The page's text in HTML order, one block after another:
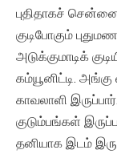
புதிதாகச்
குடிபோகும்
அடுக்குமாடிக்
கம்யூனிட்டி. அங்கு
காவலாளி
குடும்பங்கள்
தனியாக இடம்